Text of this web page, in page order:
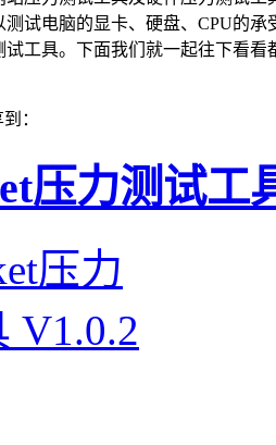
测试电脑的显卡、硬盘、CPU的承
试工具。下面我们就一起往下看看
：
压力测试工